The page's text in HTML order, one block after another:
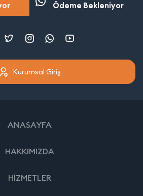
Ödeme Bekleniyor
Kurumsal Giriş
ANASAYFA
HAKKIMIZDA
HİZMETLER